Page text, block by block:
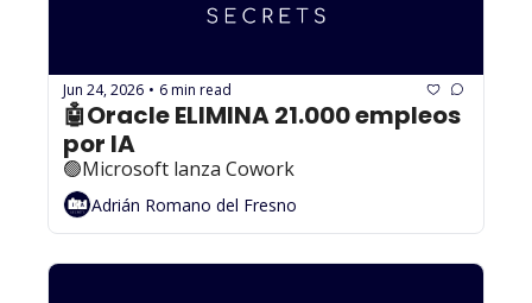
Jun 24, 2026 • 6 min read
🤖Oracle ELIMINA 21.000 empleos
por IA
🟢Microsoft lanza Cowork
Adrián Romano del Fresno